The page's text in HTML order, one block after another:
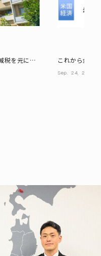
税を元に戻
これから金利
ける? 専門家
Sep. 24, 2024